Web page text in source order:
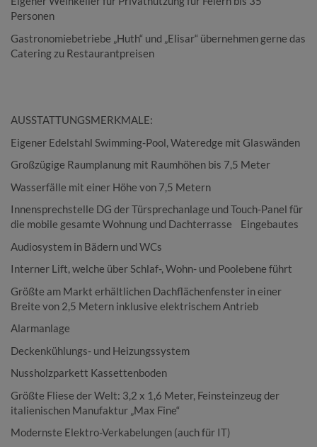
Personen
Gastronomiebetriebe „Huth“ und „Elisar“ übernehmen gerne das
Catering zu Restaurantpreisen
AUSSTATTUNGSMERKMALE:
Eigener Edelstahl Swimming-Pool, Wateredge mit Glaswänden
Großzügige Raumplanung mit Raumhöhen bis 7,5 Meter
Wasserfälle mit einer Höhe von 7,5 Metern
Innensprechstelle DG der Türsprechanlage und Touch-Panel für
die mobile gesamte Wohnung und Dachterrasse Eingebautes
Audiosystem in Bädern und WCs
Interner Lift, welche über Schlaf-, Wohn- und Poolebene führt
Größte am Markt erhältlichen Dachflächenfenster in einer
Breite von 2,5 Metern inklusive elektrischem Antrieb
Alarmanlage
Deckenkühlungs- und Heizungssystem
Nussholzparkett Kassettenboden
Größte Fliese der Welt: 3,2 x 1,6 Meter, Feinsteinzeug der
italienischen Manufaktur „Max Fine“
Modernste Elektro-Verkabelungen (auch für IT)